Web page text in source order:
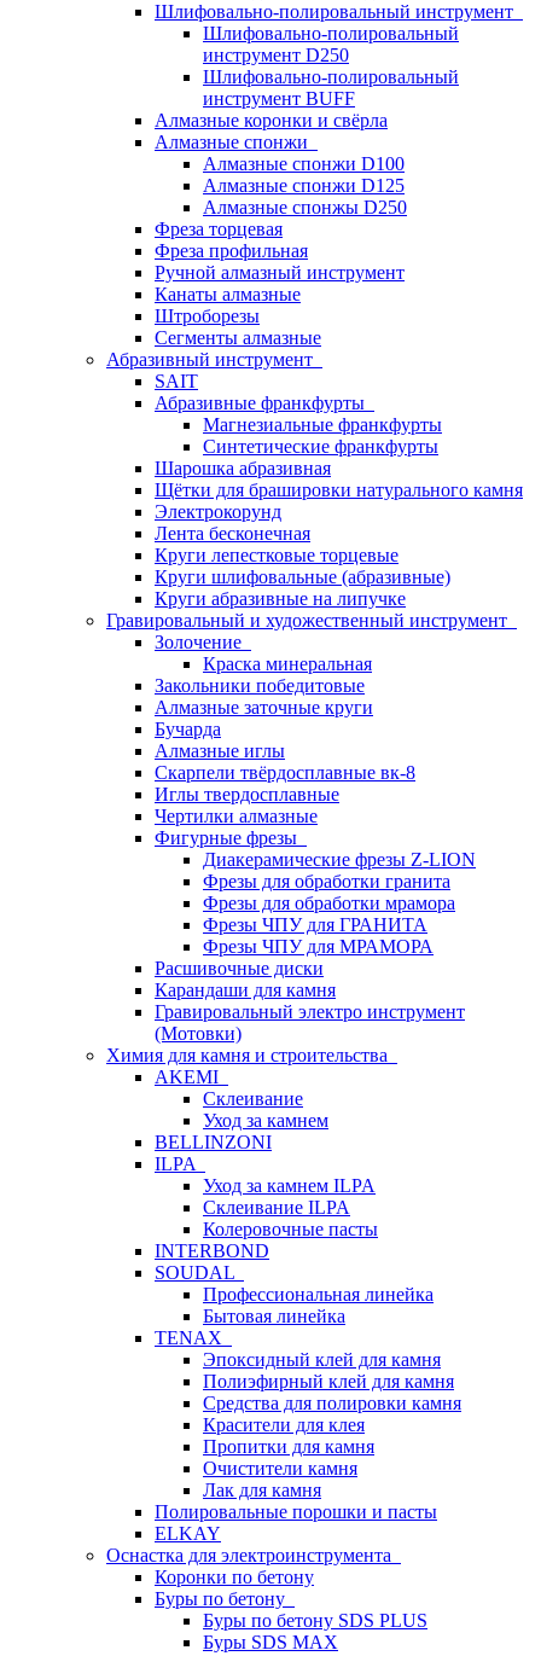
Шлифовально-полировальный инструмент
Шлифовально-полировальный
инструмент D250
Шлифовально-полировальный
инструмент BUFF
Алмазные коронки и свёрла
Алмазные спонжи
Алмазные спонжи D100
Алмазные спонжи D125
Алмазные спонжы D250
Фреза торцевая
Фреза профильная
Ручной алмазный инструмент
Канаты алмазные
Штроборезы
Сегменты алмазные
Абразивный инструмент
SAIT
Абразивные франкфурты
Магнезиальные франкфурты
Синтетические франкфурты
Шарошка абразивная
Щётки для брашировки натурального камня
Электрокорунд
Лента бесконечная
Круги лепестковые торцевые
Круги шлифовальные (абразивные)
Круги абразивные на липучке
Гравировальный и художественный инструмент
Золочение
Краска минеральная
Закольники победитовые
Алмазные заточные круги
Бучарда
Алмазные иглы
Скарпели твёрдосплавные вк-8
Иглы твердосплавные
Чертилки алмазные
Фигурные фрезы
Диакерамические фрезы Z-LION
Фрезы для обработки гранита
Фрезы для обработки мрамора
Фрезы ЧПУ для ГРАНИТА
Фрезы ЧПУ для МРАМОРА
Расшивочные диски
Карандаши для камня
Гравировальный электро инструмент
(Мотовки)
Химия для камня и строительства
AKEMI
Склеивание
Уход за камнем
BELLINZONI
ILPA
Уход за камнем ILPA
Склеивание ILPA
Колеровочные пасты
INTERBOND
SOUDAL
Профессиональная линейка
Бытовая линейка
TENAX
Эпоксидный клей для камня
Полиэфирный клей для камня
Средства для полировки камня
Красители для клея
Пропитки для камня
Очистители камня
Лак для камня
Полировальные порошки и пасты
ELKAY
Оснастка для электроинструмента
Коронки по бетону
Буры по бетону
Буры по бетону SDS PLUS
Буры SDS MAX